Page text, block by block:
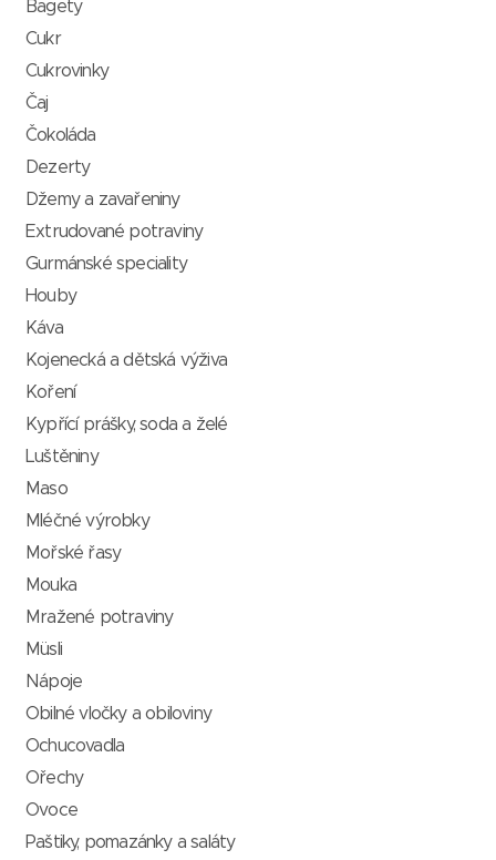
Bagety
Cukr
Cukrovinky
Čaj
Čokoláda
Dezerty
Džemy a zavařeniny
Extrudované potraviny
Gurmánské speciality
Houby
Káva
Kojenecká a dětská výživa
Koření
Kypřící prášky, soda a želé
Luštěniny
Maso
Mléčné výrobky
Mořské řasy
Mouka
Mražené potraviny
Müsli
Nápoje
Obilné vločky a obiloviny
Ochucovadla
Ořechy
Ovoce
Paštiky, pomazánky a saláty